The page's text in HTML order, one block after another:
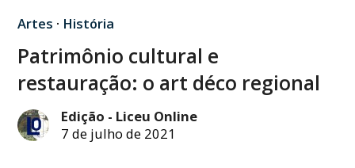
Artes · História
Patrimônio cultural e
restauração: o art déco regional
Edição - Liceu Online
7 de julho de 2021